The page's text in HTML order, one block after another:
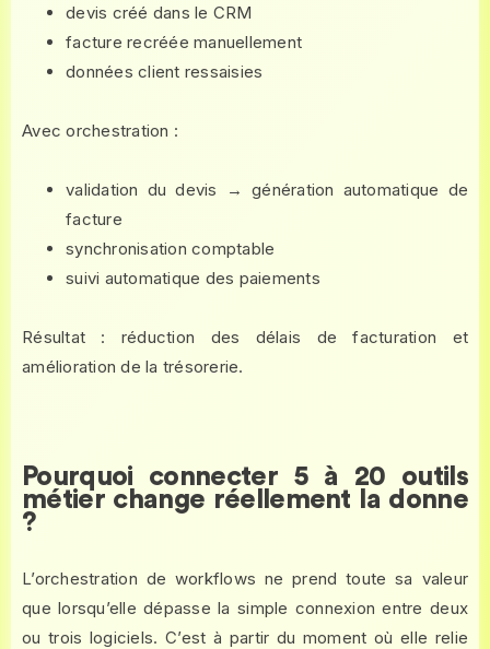
devis créé dans le CRM
facture recréée manuellement
données client ressaisies
Avec orchestration :
validation du devis → génération automatique de
facture
synchronisation comptable
suivi automatique des paiements
Résultat : réduction des délais de facturation et
amélioration de la trésorerie.
Pourquoi connecter 5 à 20 outils
métier change réellement la donne
?
L’orchestration de workflows ne prend toute sa valeur
que lorsqu’elle dépasse la simple connexion entre deux
ou trois logiciels. C’est à partir du moment où elle relie